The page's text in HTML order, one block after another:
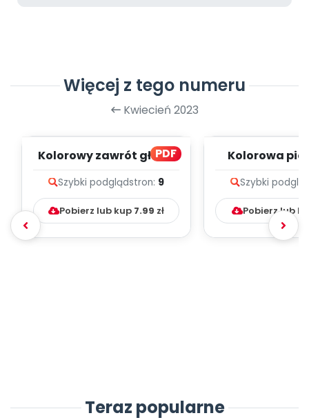
Więcej z tego numeru
Kwiecień 2023
PDF
Kolorowy zawrót głowy
- dzieci...
Szybki podglądstron: 9
Pobierz lub kup 7.99 zł
Kolorowa
Szybki
Pobierz lub
Teraz popularne